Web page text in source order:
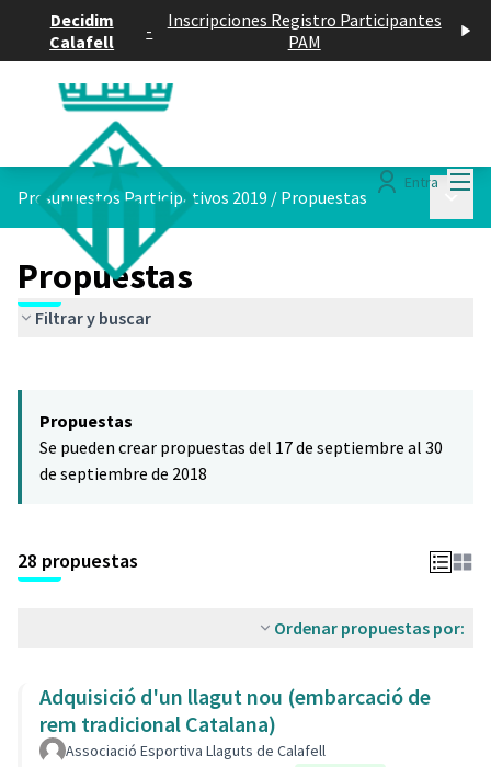
Decidim
Calafell
-
Inscripciones Registro Participantes
PAM
Entra
Presupuestos Participativos 2019 / Propuestas
Propuestas
Filtrar y buscar
−
Propuestas
Se pueden crear propuestas del 17 de septiembre al 30
de septiembre de 2018
28 propuestas
Ordenar propuestas por:
Adquisició d'un llagut nou (embarcació de
rem tradicional Catalana)
Associació Esportiva Llaguts de Calafell